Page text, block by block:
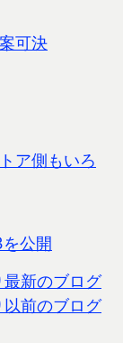
可決
ア側もいろ
公開
最新のブログ
以前のブログ